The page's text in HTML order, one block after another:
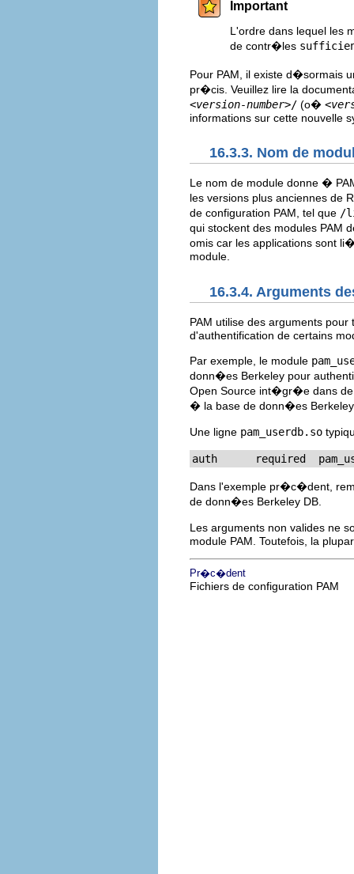
Important
L'ordre dans lequel les
de contr�les
Pour PAM, il existe d�sormais
pr�cis. Veuillez lire la
<version-number>/ (o�
informations sur cette nouvelle
16.3.3. Nom de
Le nom de module donne �
les versions plus anciennes de
de configuration PAM, tel que /
qui stockent des modules PAM
omis car les applications sont
module.
16.3.4. Arguments
PAM utilise des arguments
d'authentification de certains
Par exemple, le module
donn�es Berkeley pour
Open Source int�gr�e dans
� la base de donn�es
Une ligne pam_userdb.so
auth      required
Dans l'exemple pr�c�dent,
de donn�es Berkeley DB.
Les arguments non valides ne
module PAM. Toutefois, la
Pr�c�dent
Fichiers de configuration PAM